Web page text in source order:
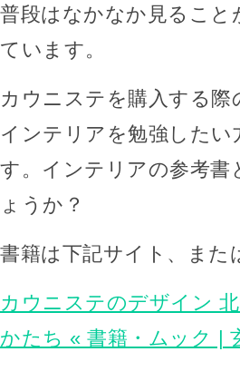
普段はなかなか見るこ
ています。
カウニステを購入する
インテリアを勉強した
す。インテリアの参考
ょうか？
書籍は下記サイト、また
カウニステのデザイン
かたち « 書籍・ムック |